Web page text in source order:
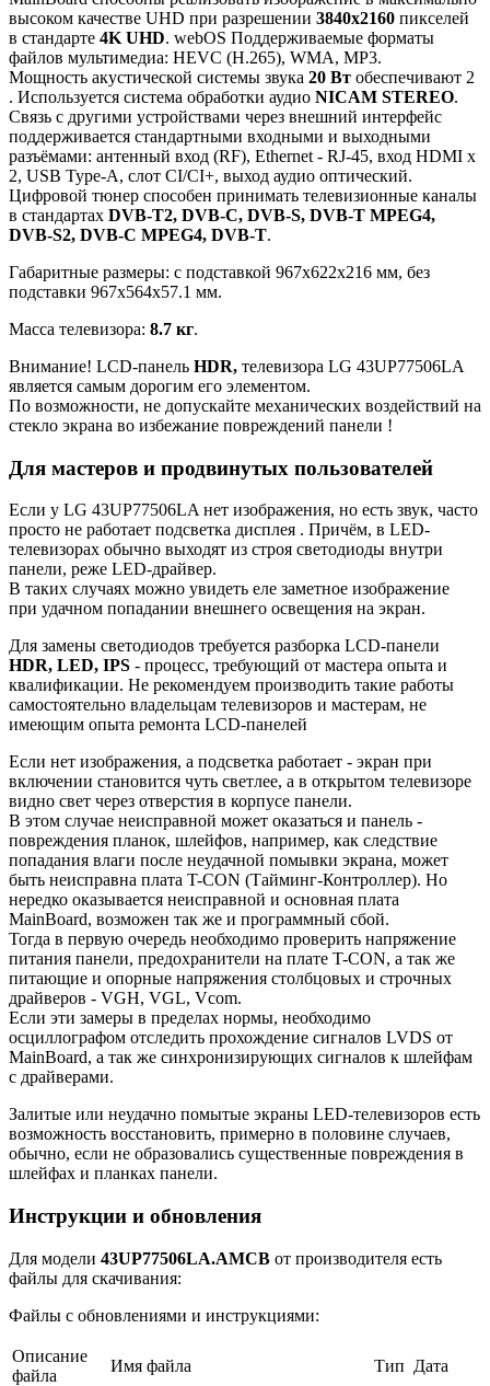
высоком качестве UHD при разрешении 3840x2160 пикселей
в стандарте 4K UHD. webOS Поддерживаемые форматы
файлов мультимедиа: HEVC (H.265), WMA, MP3.
Мощность акустической системы звука 20 Вт обеспечивают 2
. Используется система обработки аудио NICAM STEREO.
Связь с другими устройствами через внешний интерфейс
поддерживается стандартными входными и выходными
разъёмами: антенный вход (RF), Ethernet - RJ-45, вход HDMI x
2, USB Type-A, слот CI/CI+, выход аудио оптический.
Цифровой тюнер способен принимать телевизионные каналы
в стандартах DVB-T2, DVB-C, DVB-S, DVB-T MPEG4,
DVB-S2, DVB-C MPEG4, DVB-T.
Габаритные размеры: с подставкой 967x622x216 мм, без
подставки 967x564x57.1 мм.
Масса телевизора: 8.7 кг.
Внимание! LCD-панель HDR, телевизора LG 43UP77506LA
является самым дорогим его элементом.
По возможности, не допускайте механических воздействий на
стекло экрана во избежание повреждений панели !
Для мастеров и продвинутых пользователей
Если у LG 43UP77506LA нет изображения, но есть звук, часто
просто не работает подсветка дисплея . Причём, в LED-
телевизорах обычно выходят из строя светодиоды внутри
панели, реже LED-драйвер.
В таких случаях можно увидеть еле заметное изображение
при удачном попадании внешнего освещения на экран.
Для замены светодиодов требуется разборка LCD-панели
HDR, LED, IPS - процесс, требующий от мастера опыта и
квалификации. Не рекомендуем производить такие работы
самостоятельно владельцам телевизоров и мастерам, не
имеющим опыта ремонта LCD-панелей
Если нет изображения, а подсветка работает - экран при
включении становится чуть светлее, а в открытом телевизоре
видно свет через отверстия в корпусе панели.
В этом случае неисправной может оказаться и панель -
повреждения планок, шлейфов, например, как следствие
попадания влаги после неудачной помывки экрана, может
быть неисправна плата T-CON (Тайминг-Контроллер). Но
нередко оказывается неисправной и основная плата
MainBoard, возможен так же и программный сбой.
Тогда в первую очередь необходимо проверить напряжение
питания панели, предохранители на плате T-CON, а так же
питающие и опорные напряжения столбцовых и строчных
драйверов - VGH, VGL, Vcom.
Если эти замеры в пределах нормы, необходимо
осциллографом отследить прохождение сигналов LVDS от
MainBoard, а так же синхронизирующих сигналов к шлейфам
с драйверами.
Залитые или неудачно помытые экраны LED-телевизоров есть
возможность восстановить, примерно в половине случаев,
обычно, если не образовались существенные повреждения в
шлейфах и планках панели.
Инструкции и обновления
Для модели 43UP77506LA.AMCB от производителя есть
файлы для скачивания:
Файлы с обновлениями и инструкциями:
Описание
файла
Имя файла Тип Дата